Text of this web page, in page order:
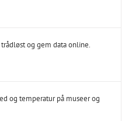
og gem data online.
og temperatur på museer og